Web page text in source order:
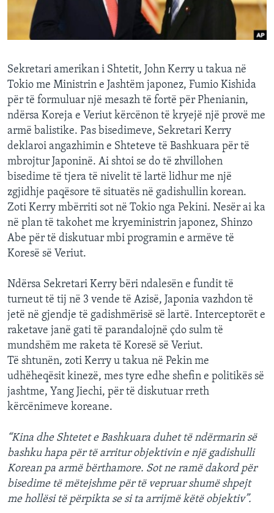
INTERVISTA
DITARI
Sekretari amerikan i Shtetit, John Kerry u takua në
Tokio me Ministrin e Jashtëm japonez, Fumio Kishida
për të formuluar një mesazh të fortë për Phenianin,
ndërsa Koreja e Veriut kërcënon të kryejë një provë me
armë balistike. Pas bisedimeve, Sekretari Kerry
deklaroi angazhimin e Shteteve të Bashkuara për të
mbrojtur Japoninë. Ai shtoi se do të zhvillohen
bisedime të tjera të nivelit të lartë lidhur me një
zgjidhje paqësore të situatës në gadishullin korean.
Zoti Kerry mbërriti sot në Tokio nga Pekini. Nesër ai ka
në plan të takohet me kryeministrin japonez, Shinzo
Abe për të diskutuar mbi programin e armëve të
Koresë së Veriut.
Ndërsa Sekretari Kerry bëri ndalesën e fundit të
turneut të tij në 3 vende të Azisë, Japonia vazhdon të
jetë në gjendje të gadishmërisë së lartë. Interceptorët e
raketave janë gati të parandalojnë çdo sulm të
mundshëm me raketa të Koresë së Veriut.
Të shtunën, zoti Kerry u takua në Pekin me
udhëheqësit kinezë, mes tyre edhe shefin e politikës së
jashtme, Yang Jiechi, për të diskutuar rreth
kërcënimeve koreane.
“Kina dhe Shtetet e Bashkuara duhet të ndërmarin së
bashku hapa për të arritur objektivin e një gadishulli
Korean pa armë bërthamore. Sot ne ramë dakord për
bisedime të mëtejshme për të vepruar shumë shpejt
me hollësi të përpikta se si ta arrijmë këtë objektiv”.